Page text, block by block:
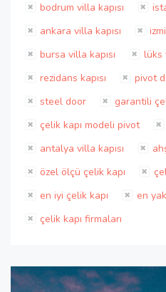
bodrum villa kapısı
ankara villa kapısı
bursa villa kapısı
lüks
rezidans kapısı
pivot
steel door
garantili
çelik kapı modeli pivot
antalya villa kapısı
özel ölçü çelik kapı
en iyi çelik kapı
en
çelik kapı firmaları